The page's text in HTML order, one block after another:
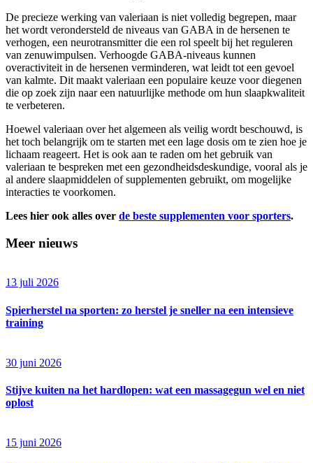
De precieze werking van valeriaan is niet volledig begrepen, maar
het wordt verondersteld de niveaus van GABA in de hersenen te
verhogen, een neurotransmitter die een rol speelt bij het reguleren
van zenuwimpulsen. Verhoogde GABA-niveaus kunnen
overactiviteit in de hersenen verminderen, wat leidt tot een gevoel
van kalmte. Dit maakt valeriaan een populaire keuze voor diegenen
die op zoek zijn naar een natuurlijke methode om hun slaapkwaliteit
te verbeteren.
Hoewel valeriaan over het algemeen als veilig wordt beschouwd, is
het toch belangrijk om te starten met een lage dosis om te zien hoe je
lichaam reageert. Het is ook aan te raden om het gebruik van
valeriaan te bespreken met een gezondheidsdeskundige, vooral als je
al andere slaapmiddelen of supplementen gebruikt, om mogelijke
interacties te voorkomen.
Lees hier ook alles over de beste supplementen voor sporters.
Meer nieuws
13 juli 2026
Spierherstel na sporten: zo herstel je sneller na een intensieve
training
30 juni 2026
Stijve kuiten na het hardlopen: wat een massagegun wel en niet
oplost
15 juni 2026